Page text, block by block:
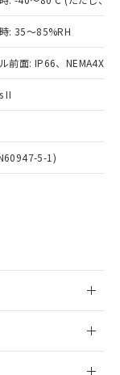
: 35～85%RH
前面: IP66、NEMA4X,
II
5-1)
担当のオ
販売員に
社販売拠
をご確認
を当社の
たは開
作成サー
当社の製
共同利
酸ジブチル
ブチル
を超える意
、予定
明書
フタル酸ジ
ルベンジ
てが基
て有害物
影響を
出されな
。
はその他
等に一切
販売する
容を当
当社は、
係者が違
合は、取
あり
につ
先、ま
制御
にご確
況の